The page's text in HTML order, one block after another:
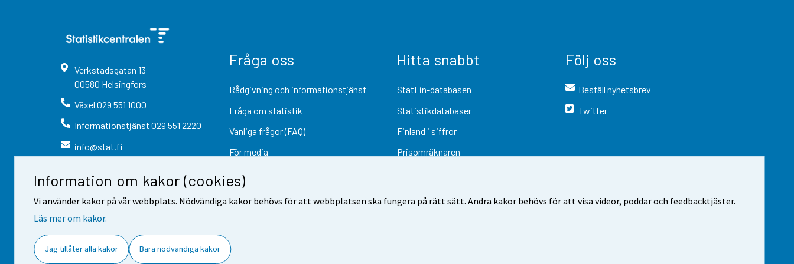
Information om kakor (cookies)
Vi använder kakor på vår webbplats. Nödvändiga kakor behövs för att webbplatsen ska fungera på rätt sätt. Andra kakor behövs för att visa videor, poddar och feedbacktjäster.
Läs mer om kakor.
Jag tillåter alla kakor Bara nödvändiga kakor
Verkstadsgatan 13
00580 Helsingfors
Växel 029 551 1000
Informationstjänst 029 551 2220
info@stat.fi
Fråga oss
Rådgivning och informationstjänst
Fråga om statistik
Vanliga frågor (FAQ)
För media
Hitta snabbt
StatFin-databasen
Statistikdatabaser
Finland i siffror
Prisomräknaren
Följ oss
Beställ nyhetsbrev
Twitter
Kontaktinformation Respons